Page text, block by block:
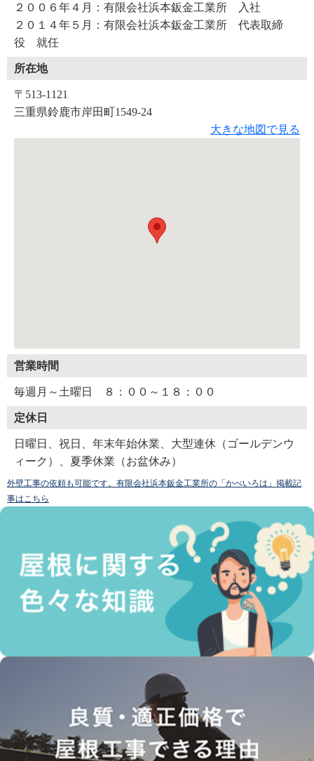
２００６年４月：有限会社浜本鈑金工業所 入社
２０１４年５月：有限会社浜本鈑金工業所 代表取締
役 就任
所在地
〒513-1121
三重県鈴鹿市岸田町1549-24
大きな地図で見る
営業時間
毎週月～土曜日 ８：００～１８：００
定休日
日曜日、祝日、年末年始休業、大型連休（ゴールデンウ
ィーク）、夏季休業（お盆休み）
外壁工事の依頼も可能です。有限会社浜本鈑金工業所の「かべいろは」掲載記
事はこちら